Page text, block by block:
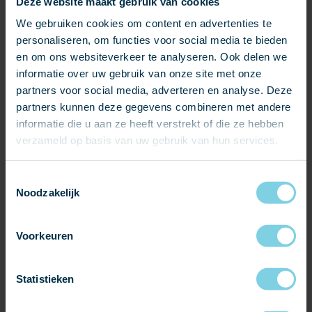
We gebruiken cookies om content en advertenties te
personaliseren, om functies voor social media te bieden
en om ons websiteverkeer te analyseren. Ook delen we
informatie over uw gebruik van onze site met onze
partners voor social media, adverteren en analyse. Deze
partners kunnen deze gegevens combineren met andere
informatie die u aan ze heeft verstrekt of die ze hebben
verzameld op basis van uw gebruik van hun services.
Noodzakelijk
Voorkeuren
Statistieken
± 7 - 10 mm, Celtic
Formaat:
60 x 30 cm
50 x 30 cm
50 x 25 cm
40 x 30 cm
40 x 25 cm
35 x 25 cm
35 x 20 cm
30 x 25 cm
30 x 20 cm